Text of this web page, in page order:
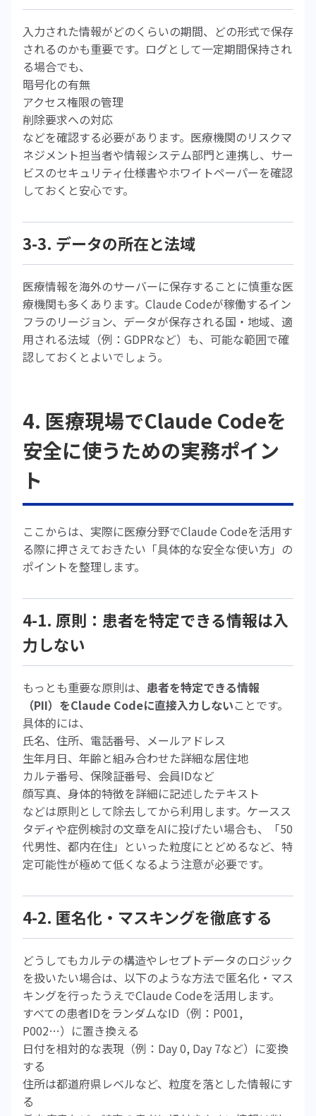
入力された情報がどのくらいの期間、どの形式で保存
されるのかも重要です。ログとして一定期間保持され
る場合でも、
暗号化の有無
アクセス権限の管理
削除要求への対応
などを確認する必要があります。医療機関のリスクマ
ネジメント担当者や情報システム部門と連携し、サー
ビスのセキュリティ仕様書やホワイトペーパーを確認
しておくと安心です。
3-3. データの所在と法域
医療情報を海外のサーバーに保存することに慎重な医
療機関も多くあります。Claude Codeが稼働するイン
フラのリージョン、データが保存される国・地域、適
用される法域（例：GDPRなど）も、可能な範囲で確
認しておくとよいでしょう。
4. 医療現場でClaude Codeを
安全に使うための実務ポイン
ト
ここからは、実際に医療分野でClaude Codeを活用す
る際に押さえておきたい「具体的な安全な使い方」の
ポイントを整理します。
4-1. 原則：患者を特定できる情報は入
力しない
もっとも重要な原則は、 患者を特定できる情報
（PII）をClaude Codeに直接入力しないことです。
具体的には、
氏名、住所、電話番号、メールアドレス
生年月日、年齢と組み合わせた詳細な居住地
カルテ番号、保険証番号、会員IDなど
顔写真、身体的特徴を詳細に記述したテキスト
などは原則として除去してから利用します。ケースス
タディや症例検討の文章をAIに投げたい場合も、「50
代男性、都内在住」といった粒度にとどめるなど、特
定可能性が極めて低くなるよう注意が必要です。
4-2. 匿名化・マスキングを徹底する
どうしてもカルテの構造やレセプトデータのロジック
を扱いたい場合は、以下のような方法で匿名化・マス
キングを行ったうえでClaude Codeを活用します。
すべての患者IDをランダムなID（例：P001,
P002…）に置き換える
日付を相対的な表現（例：Day 0, Day 7など）に変換
する
住所は都道府県レベルなど、粒度を落とした情報にす
る